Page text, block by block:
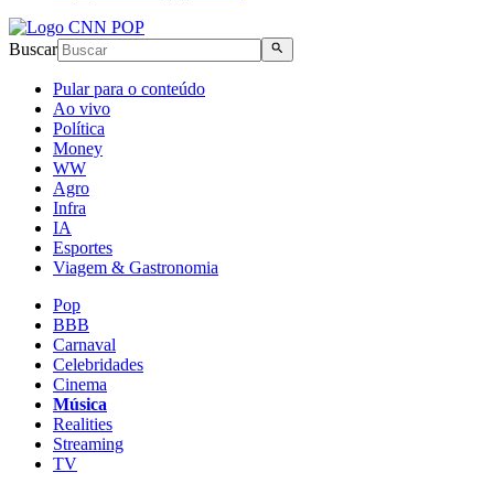
Buscar
Pular para o conteúdo
Ao vivo
Política
Money
WW
Agro
Infra
IA
Esportes
Viagem & Gastronomia
Pop
BBB
Carnaval
Celebridades
Cinema
Música
Realities
Streaming
TV